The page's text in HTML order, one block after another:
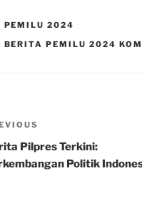
CATEGORIES
PEMILU 2024
TAGS
BERITA PEMILU 2024
Pilpres Terkini:
Politik